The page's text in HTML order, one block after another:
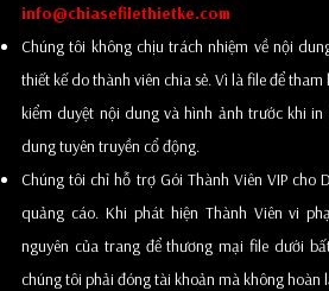
info@chiasefilethietke.com
Chúng tôi không chịu trách nhiệm về nội
thiết kế do thành viên chia sẻ. Vì là file để
kiểm duyệt nội dung và hình ảnh trước khi
dung tuyên truyền cổ động.
Chúng tôi chỉ hỗ trợ Gói Thành Viên VIP cho
quảng cáo. Khi phát hiện Thành Viên vi
nguyên của trang để thương mại file dưới
chúng tôi phải đóng tài khoản mà không hoàn